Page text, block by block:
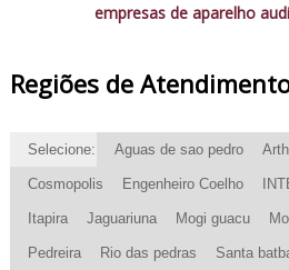
empresas de aparelho
Regiões de
Selecione: Aguas de sao pedro
Cosmopolis Engenheiro Coelho
Itapira Jaguariuna Mogi guacu
Pedreira Rio das pedras Santa